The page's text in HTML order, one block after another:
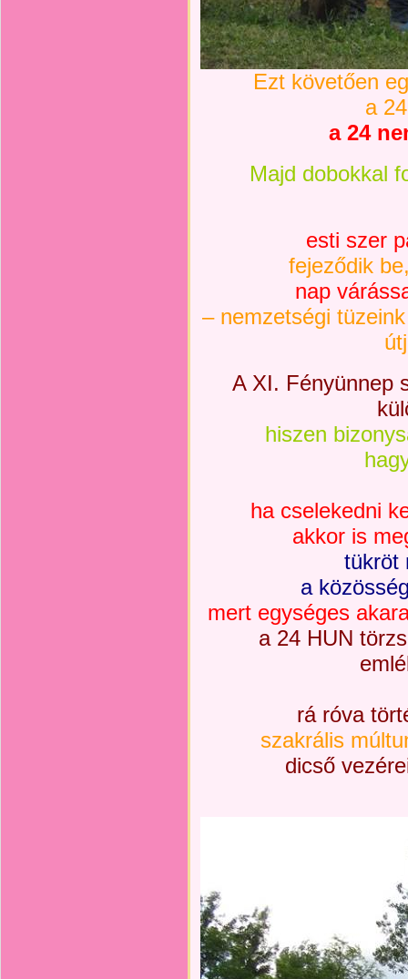
Ezt követően
a
a 24
Majd dobokkal
esti szer
fejeződik
nap
– nemzetségi
A XI. Fényünnep
hiszen
ha cselekedni
akkor is
tükröt
a
mert egységes
a 24 HUN
rá róva
szakrális
dicső